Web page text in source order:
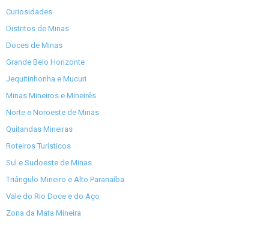
Curiosidades
Distritos de Minas
Doces de Minas
Grande Belo Horizonte
Jequitinhonha e Mucuri
Minas Mineiros e Mineirês
Norte e Noroeste de Minas
Quitandas Mineiras
Roteiros Turísticos
Sul e Sudoeste de Minas
Triângulo Mineiro e Alto Paranaíba
Vale do Rio Doce e do Aço
Zona da Mata Mineira